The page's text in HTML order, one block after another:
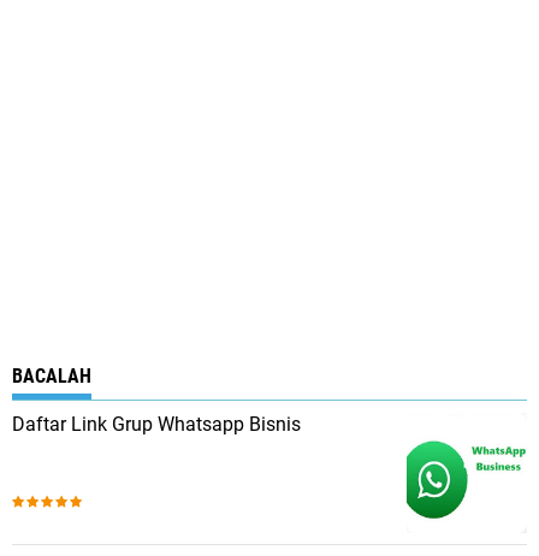
BACALAH
Daftar Link Grup Whatsapp Bisnis